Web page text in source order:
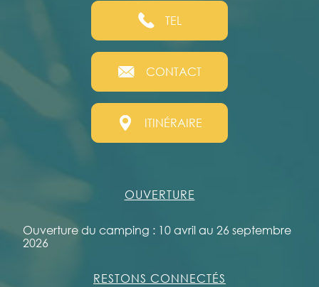
TEL
CONTACT
ITINÉRAIRE
OUVERTURE
Ouverture du camping : 10 avril au 26 septembre
2026
RESTONS CONNECTÉS